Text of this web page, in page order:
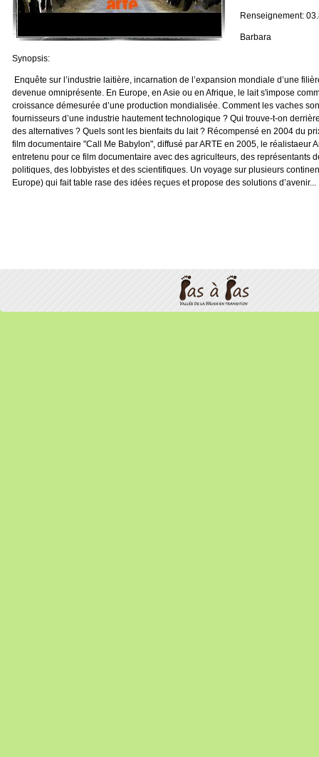
Renseignement:
Barbara
Synopsis:
Enquête sur l’industrie laitière, incarnation de l’expansion mondiale d’une
devenue omniprésente. En Europe, en Asie ou en Afrique, le lait s'impose
croissance démesurée d’une production mondialisée. Comment les vaches
fournisseurs d’une industrie hautement technologique ? Qui trouve-t-on
des alternatives ? Quels sont les bienfaits du lait ? Récompensé en 2004 du
film documentaire "Call Me Babylon", diffusé par ARTE en 2005, le réalistaeur
entretenu pour ce film documentaire avec des agriculteurs, des représentants
politiques, des lobbyistes et des scientifiques. Un voyage sur plusieurs
Europe) qui fait table rase des idées reçues et propose des solutions d’avenir...